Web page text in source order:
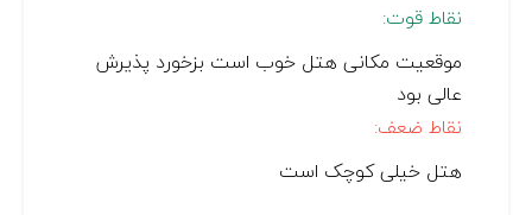
نقاط قوت:
موقعیت مکانی هتل خوب است بزخورد پذیرش
عالی بود
نقاط ضعف:
هتل خیلی کوچک‌ است